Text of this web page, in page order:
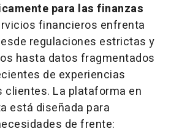
para las finanzas
financieros enfrenta
regulaciones estrictas y
hasta datos fragmentados
de experiencias
clientes. La plataforma en
está diseñada para
de frente: